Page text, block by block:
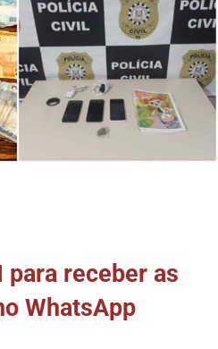
para receber as
WhatsApp